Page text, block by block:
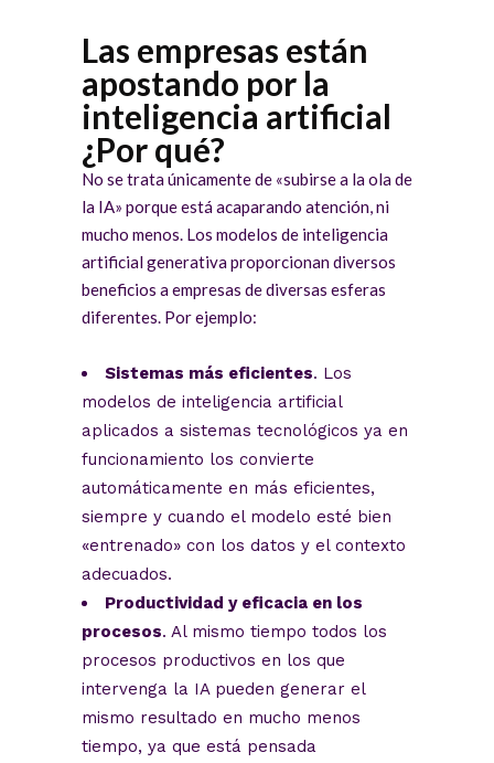
Las empresas están
apostando por la
inteligencia artificial
¿Por qué?
No se trata únicamente de «subirse a la ola de
la IA» porque está acaparando atención, ni
mucho menos. Los modelos de inteligencia
artificial generativa proporcionan diversos
beneficios a empresas de diversas esferas
diferentes. Por ejemplo:
Sistemas más eficientes. Los
modelos de inteligencia artificial
aplicados a sistemas tecnológicos ya en
funcionamiento los convierte
automáticamente en más eficientes,
siempre y cuando el modelo esté bien
«entrenado» con los datos y el contexto
adecuados.
Productividad y eficacia en los
procesos. Al mismo tiempo todos los
procesos productivos en los que
intervenga la IA pueden generar el
mismo resultado en mucho menos
tiempo, ya que está pensada